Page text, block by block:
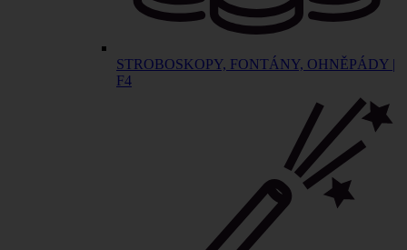
STROBOSKOPY, FONTÁNY, OHNĚPÁDY |
F4